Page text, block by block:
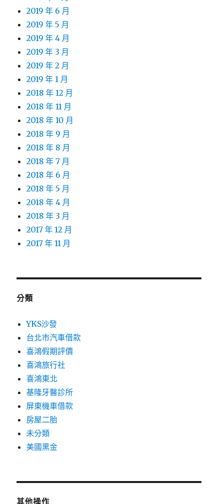
2019 年 6 月
2019 年 5 月
2019 年 4 月
2019 年 3 月
2019 年 2 月
2019 年 1 月
2018 年 12 月
2018 年 11 月
2018 年 10 月
2018 年 9 月
2018 年 8 月
2018 年 7 月
2018 年 6 月
2018 年 5 月
2018 年 4 月
2018 年 3 月
2017 年 12 月
2017 年 11 月
分類
YKS沙發
台北市汽車借款
喜鴻假期評價
喜鴻旅行社
喜鴻東北
基隆牙醫診所
屏東機車借款
房屋二胎
未分類
美國黑金
其他操作